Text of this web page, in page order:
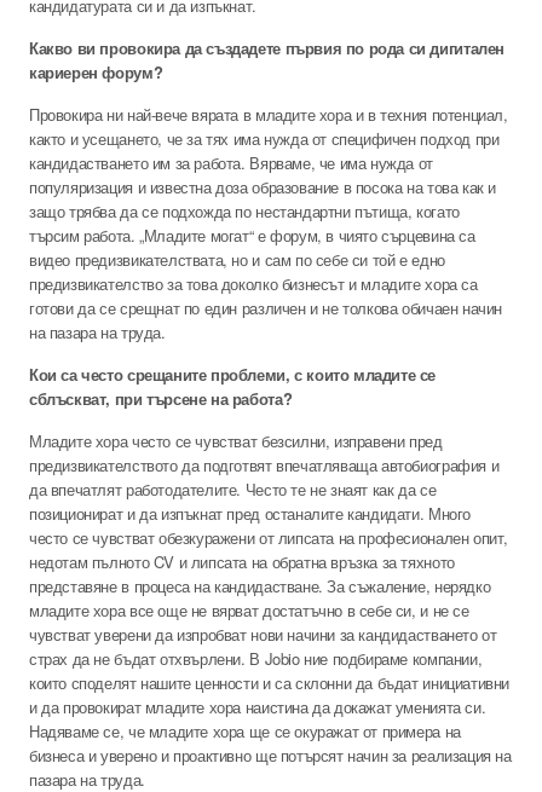
кандидатурата си и да изпъкнат.
Какво ви провокира да създадете първия по рода си дигитален
кариерен форум?
Провокира ни най-вече вярата в младите хора и в техния потенциал,
както и усещането, че за тях има нужда от специфичен подход при
кандидастването им за работа. Вярваме, че има нужда от
популяризация и известна доза образование в посока на това как и
защо трябва да се подхожда по нестандартни пътища, когато
търсим работа. „Младите могат“ е форум, в чиято сърцевина са
видео предизвикателствата, но и сам по себе си той е едно
предизвикателство за това доколко бизнесът и младите хора са
готови да се срещнат по един различен и не толкова обичаен начин
на пазара на труда.
Кои са често срещаните проблеми, с които младите се
сблъскват, при търсене на работа?
Младите хора често се чувстват безсилни, изправени пред
предизвикателството да подготвят впечатляваща автобиография и
да впечатлят работодателите. Често те не знаят как да се
позиционират и да изпъкнат пред останалите кандидати. Много
често се чувстват обезкуражени от липсата на професионален опит,
недотам пълното CV и липсата на обратна връзка за тяхното
представяне в процеса на кандидастване. За съжаление, нерядко
младите хора все още не вярват достатъчно в себе си, и не се
чувстват уверени да изпробват нови начини за кандидастването от
страх да не бъдат отхвърлени. В Jobio ние подбираме компании,
които споделят нашите ценности и са склонни да бъдат инициативни
и да провокират младите хора наистина да докажат уменията си.
Надяваме се, че младите хора ще се окуражат от примера на
бизнеса и уверено и проактивно ще потърсят начин за реализация на
пазара на труда.